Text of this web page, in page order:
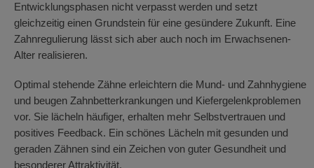
Entwicklungsphasen nicht verpasst werden und setzt
gleichzeitig einen Grundstein für eine gesündere Zukunft. Eine
Zahnregulierung lässt sich aber auch noch im Erwachsenen-
Alter realisieren.
Optimal stehende Zähne erleichtern die Mund- und Zahnhygiene
und beugen Zahnbetterkrankungen und Kiefergelenkproblemen
vor. Sie lächeln häufiger, erhalten mehr Selbstvertrauen und
positives Feedback. Ein schönes Lächeln mit gesunden und
geraden Zähnen sind ein Zeichen von guter Gesundheit und
besonderer Attraktivität.